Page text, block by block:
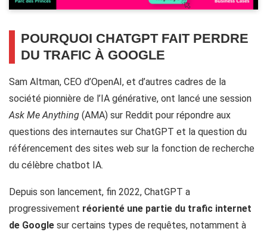
POURQUOI CHATGPT FAIT PERDRE
DU TRAFIC À GOOGLE
Sam Altman, CEO d’OpenAI, et d’autres cadres de la
société pionnière de l’IA générative, ont lancé une session
Ask Me Anything (AMA) sur Reddit pour répondre aux
questions des internautes sur ChatGPT et la question du
référencement des sites web sur la fonction de recherche
du célèbre chatbot IA.
Depuis son lancement, fin 2022, ChatGPT a
progressivement réorienté une partie du trafic internet
de Google sur certains types de requêtes, notamment à